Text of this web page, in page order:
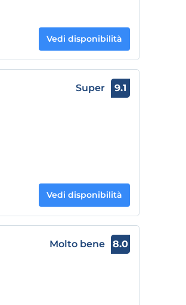
Vedi disponibilità
Super 9.1
Vedi disponibilità
Molto bene 8.0